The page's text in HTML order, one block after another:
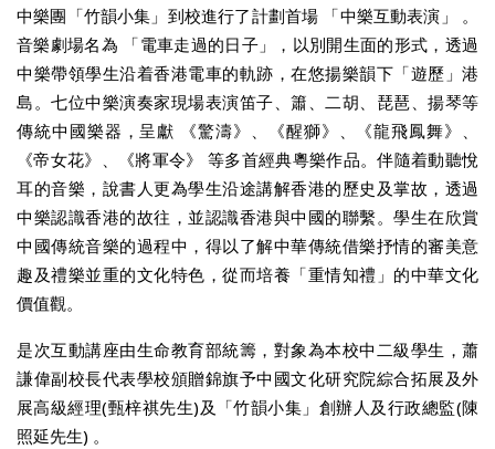
中樂團「竹韻小集」到校進行了計劃首場 「中樂互動表演」 。
音樂劇場名為 「電車走過的日子」，以別開生面的形式，透過
中樂帶領學生沿着香港電車的軌跡，在悠揚樂韻下「遊歷」港
島。七位中樂演奏家現場表演笛子、簫、二胡、琵琶、揚琴等
傳統中國樂器，呈獻 《驚濤》、《醒獅》、《龍飛鳳舞》、
《帝女花》、《將軍令》 等多首經典粵樂作品。伴隨着動聽悅
耳的音樂，說書人更為學生沿途講解香港的歷史及掌故，透過
中樂認識香港的故往，並認識香港與中國的聯繫。學生在欣賞
中國傳統音樂的過程中，得以了解中華傳統借樂抒情的審美意
趣及禮樂並重的文化特色，從而培養「重情知禮」的中華文化
價值觀。
是次互動講座由生命教育部統籌，對象為本校中二級學生，蕭
謙偉副校長代表學校頒贈錦旗予中國文化研究院綜合拓展及外
展高級經理(甄梓祺先生)及「竹韻小集」創辦人及行政總監(陳
照延先生) 。